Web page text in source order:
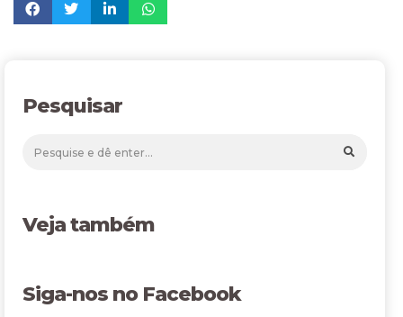
Pesquisar
Veja também
Siga-nos no Facebook